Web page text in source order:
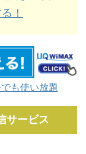
！
も使い放題
サービス